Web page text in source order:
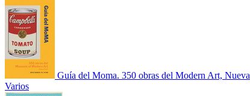
Guía del Moma. 350 obras del Modern Art, Nueva
Varios